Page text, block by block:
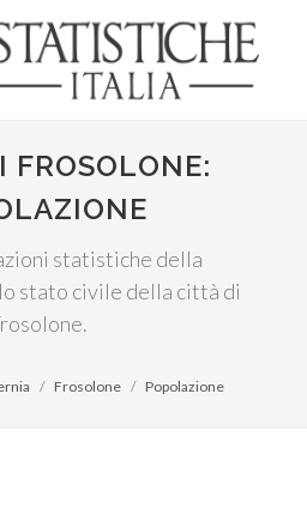
FROSOLONE:
statistiche della
stato civile della città di
Frosolone Popolazione